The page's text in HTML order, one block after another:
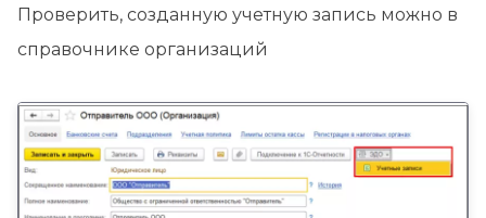
Проверить, созданную учетную запись можно в
справочнике организаций